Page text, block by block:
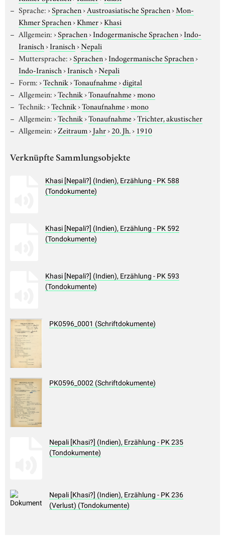
Sprache:›Sprachen›Austroasiatische Sprachen›Mon-
Khmer Sprachen›Khmer›Khasi
Allgemein:›Sprachen›Indogermanische Sprachen›Indo-
Iranisch›Iranisch›Nepali
Muttersprache:›Sprachen›Indogermanische Sprachen›
Indo-Iranisch›Iranisch›Nepali
Form:›Technik›Tonaufnahme›digital
Allgemein:›Technik›Tonaufnahme›mono
Technik:›Technik›Tonaufnahme›mono
Allgemein:›Technik›Tonaufnahme›Trichter, akustischer
Allgemein:›Zeitraum›Jahr›20. Jh.› 1910
Verknüpfte Sammlungsobjekte
Khasi [Nepali?] (Indien), Erzählung - PK 588
(Tondokumente)
Khasi [Nepali?] (Indien), Erzählung - PK 592
(Tondokumente)
Khasi [Nepali?] (Indien), Erzählung - PK 593
(Tondokumente)
PK0596_0001 (Schriftdokumente)
PK0596_0002 (Schriftdokumente)
Nepali [Khasi?] (Indien), Erzählung - PK 235
(Tondokumente)
Nepali [Khasi?] (Indien), Erzählung - PK 236
(Verlust) (Tondokumente)